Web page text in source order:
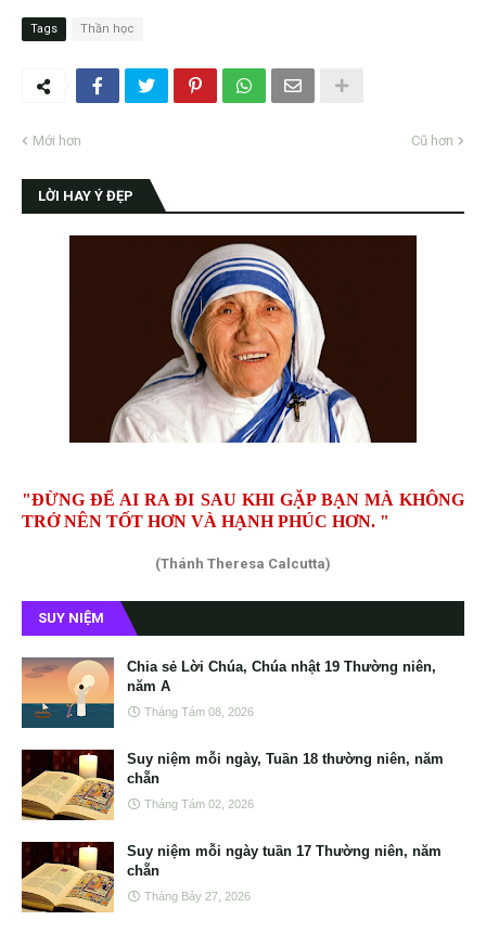
Tags Thần học
Mới hơn Cũ hơn
LỜI HAY Ý ĐẸP
"ĐỪNG ĐỂ AI RA ĐI SAU KHI GẶP BẠN MÀ KHÔNG
TRỞ NÊN TỐT HƠN VÀ HẠNH PHÚC HƠN. "
(Thánh Theresa Calcutta)
SUY NIỆM
Chia sẻ Lời Chúa, Chúa nhật 19 Thường niên,
năm A
Tháng Tám 08, 2026
Suy niệm mỗi ngày, Tuần 18 thường niên, năm
chẵn
Tháng Tám 02, 2026
Suy niệm mỗi ngày tuần 17 Thường niên, năm
chẵn
Tháng Bảy 27, 2026